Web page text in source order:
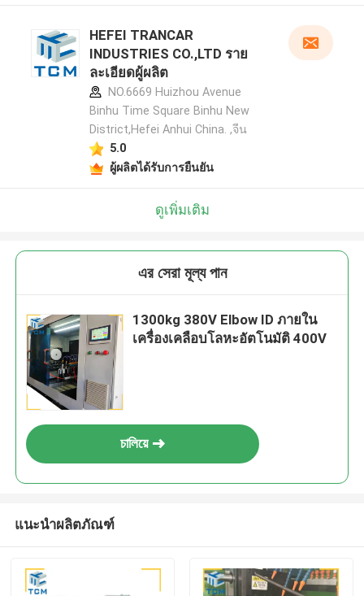
HEFEI TRANCAR
INDUSTRIES CO.,LTD ราย
ละเอียดผู้ผลิต
NO.6669 Huizhou Avenue
Binhu Time Square Binhu New
District,Hefei Anhui China. ,จีน
5.0
ผู้ผลิตได้รับการยืนยัน
ดูเพิ่มเติม
এর সেরা মূল্য পান
1300kg 380V Elbow ID ภายใน
เครื่องเคลือบโลหะอัตโนมัติ 400V
চালিয়ে
แนะนำผลิตภัณฑ์